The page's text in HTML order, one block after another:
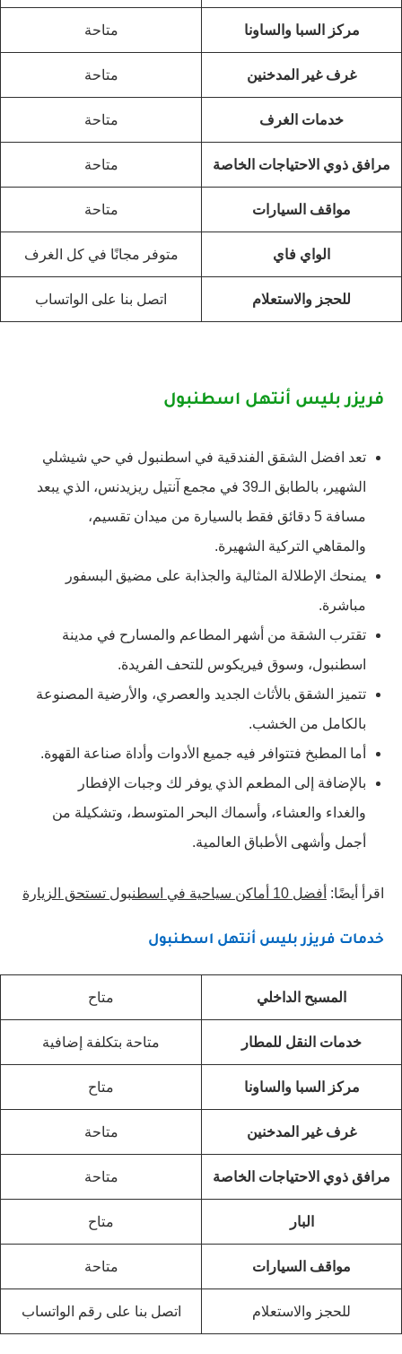
مركز السبا والساونا متاحة
غرف غير المدخنين متاحة
خدمات الغرف متاحة
مرافق ذوي الاحتياجات الخاصة متاحة
مواقف السيارات متاحة
الواي فاي متوفر مجانًا في كل الغرف
للحجز والاستعلام اتصل بنا على الواتساب
فريزر بليس أنتهل اسطنبول
تعد افضل الشقق الفندقية في اسطنبول في حي شيشلي
الشهير، بالطابق الـ39 في مجمع آنتيل ريزيدنس، الذي يبعد
مسافة 5 دقائق فقط بالسيارة من ميدان تقسيم،
والمقاهي التركية الشهيرة.
يمنحك الإطلالة المثالية والجذابة على مضيق البسفور
مباشرة.
تقترب الشقة من أشهر المطاعم والمسارح في مدينة
اسطنبول، وسوق فيريكوس للتحف الفريدة.
تتميز الشقق بالأثاث الجديد والعصري، والأرضية المصنوعة
بالكامل من الخشب.
أما المطبخ فتتوافر فيه جميع الأدوات وأداة صناعة القهوة.
بالإضافة إلى المطعم الذي يوفر لك وجبات الإفطار
والغداء والعشاء، وأسماك البحر المتوسط، وتشكيلة من
أجمل وأشهى الأطباق العالمية.
اقرأ أيضًا: أفضل 10 أماكن سياحية في اسطنبول تستحق الزيارة
خدمات فريزر بليس أنتهل اسطنبول
المسبح الداخلي متاح
خدمات النقل للمطار متاحة بتكلفة إضافية
مركز السبا والساونا متاح
غرف غير المدخنين متاحة
مرافق ذوي الاحتياجات الخاصة متاحة
البار متاح
مواقف السيارات متاحة
للحجز والاستعلام اتصل بنا على رقم الواتساب